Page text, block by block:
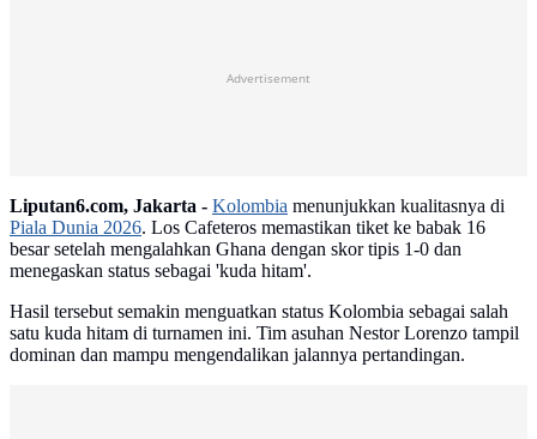
Advertisement
Liputan6.com, Jakarta - Kolombia menunjukkan kualitasnya di
Piala Dunia 2026. Los Cafeteros memastikan tiket ke babak 16
besar setelah mengalahkan Ghana dengan skor tipis 1-0 dan
menegaskan status sebagai 'kuda hitam'.
Hasil tersebut semakin menguatkan status Kolombia sebagai salah
satu kuda hitam di turnamen ini. Tim asuhan Nestor Lorenzo tampil
dominan dan mampu mengendalikan jalannya pertandingan.